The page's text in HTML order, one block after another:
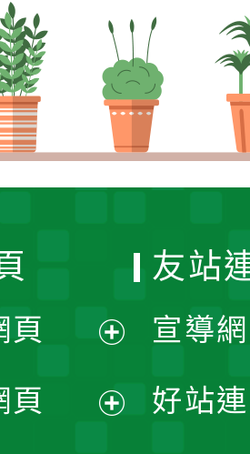
頁
開
頁
友站
宣導
好站